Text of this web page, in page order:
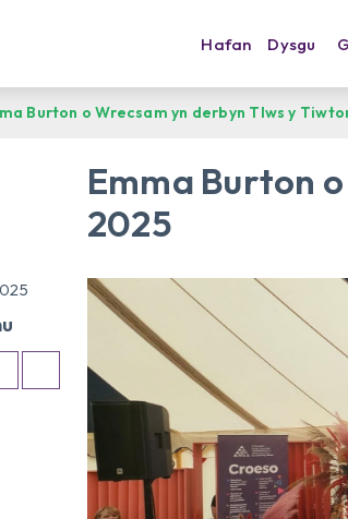
Hafan Dysgu
Burton o Wrecsam yn derbyn Tlws y
Emma Burton
2025